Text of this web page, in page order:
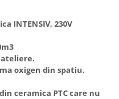
INTENSIV, 230V
ateliere.
oxigen din spatiu.
ceramica PTC care nu